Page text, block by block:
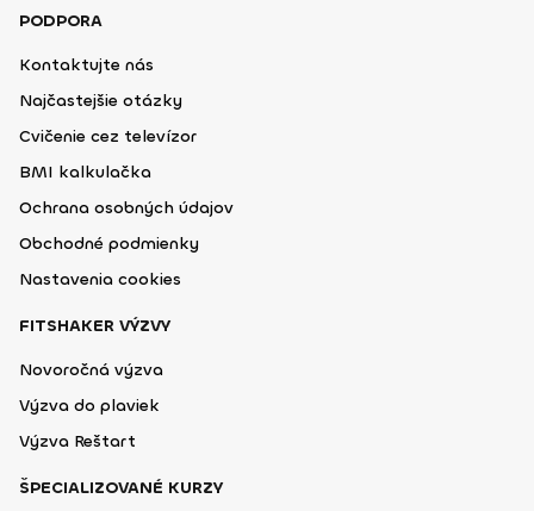
PODPORA
Kontaktujte nás
Najčastejšie otázky
Cvičenie cez televízor
BMI kalkulačka
Ochrana osobných údajov
Obchodné podmienky
Nastavenia cookies
FITSHAKER VÝZVY
Novoročná výzva
Výzva do plaviek
Výzva Reštart
ŠPECIALIZOVANÉ KURZY